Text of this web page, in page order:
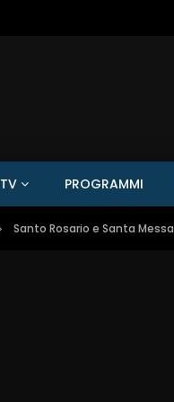
TV PROGRAMMI
Santo Rosario e Santa Messa